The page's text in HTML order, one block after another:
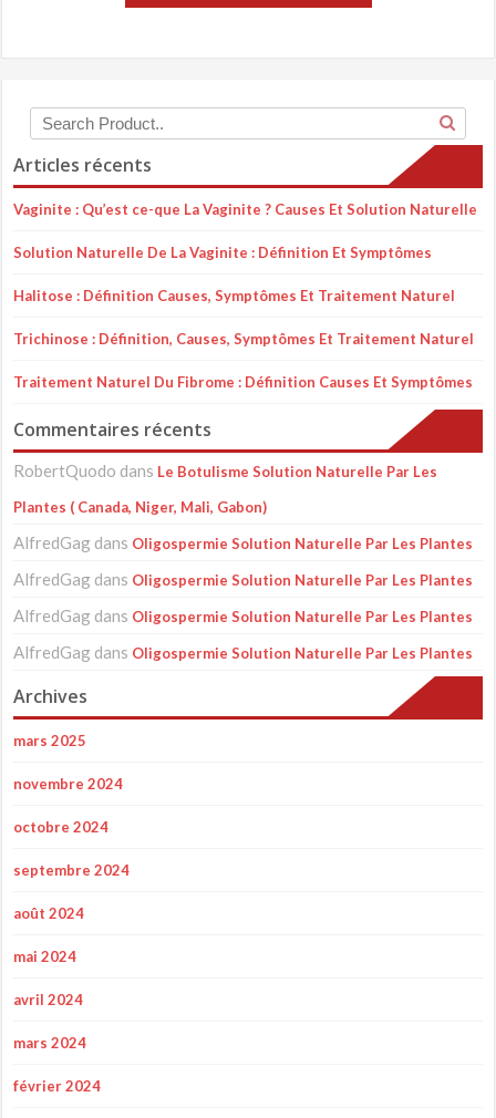
Articles récents
Vaginite : Qu’est ce-que La Vaginite ? Causes Et Solution Naturelle
Solution Naturelle De La Vaginite : Définition Et Symptômes
Halitose : Définition Causes, Symptômes Et Traitement Naturel
Trichinose : Définition, Causes, Symptômes Et Traitement Naturel
Traitement Naturel Du Fibrome : Définition Causes Et Symptômes
Commentaires récents
RobertQuodo dans Le Botulisme Solution Naturelle Par Les
Plantes ( Canada, Niger, Mali, Gabon)
AlfredGag dans Oligospermie Solution Naturelle Par Les Plantes
AlfredGag dans Oligospermie Solution Naturelle Par Les Plantes
AlfredGag dans Oligospermie Solution Naturelle Par Les Plantes
AlfredGag dans Oligospermie Solution Naturelle Par Les Plantes
Archives
mars 2025
novembre 2024
octobre 2024
septembre 2024
août 2024
mai 2024
avril 2024
mars 2024
février 2024